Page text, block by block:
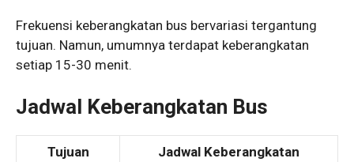
Frekuensi keberangkatan bus bervariasi tergantung
tujuan. Namun, umumnya terdapat keberangkatan
setiap 15-30 menit.
Jadwal Keberangkatan Bus
Tujuan Jadwal Keberangkatan